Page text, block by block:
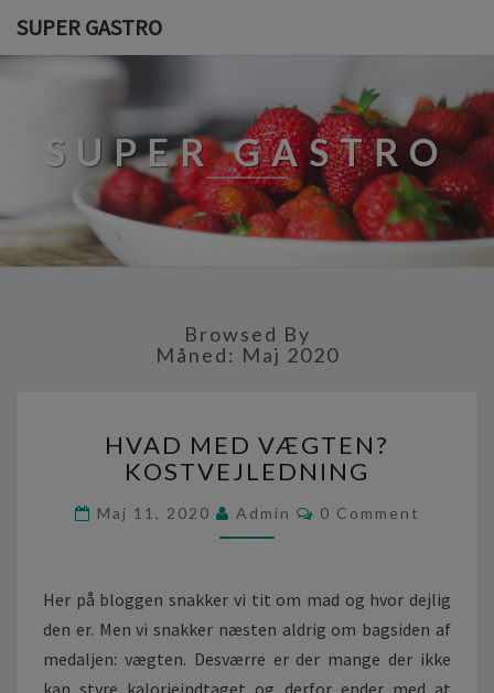
SUPER GASTRO
SUPER GASTRO
Browsed By
Måned: Maj 2020
V
A
M
E
V
G
T
E
HVAD MED VÆGTEN?
KOSTVEJLEDNING
Maj 11, 2020 Admin
C
O
T
S
0 Comment
Her på bloggen snakker vi tit om mad og hvor dejlig
den er. Men vi snakker næsten aldrig om bagsiden af
medaljen: vægten. Desværre er der mange der ikke
kan styre kalorieindtaget og derfor ender med at